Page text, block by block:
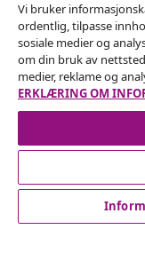
vidaXL
Oppdag mer
© 2008-2026
Vi bruker
ordentlig, tilpasse
sosiale medier og
om din bruk av
medier, reklame og
ERKLÆRING OM